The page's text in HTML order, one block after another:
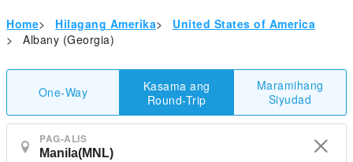
Home> Hilagang Amerika>
United States of America
>
Albany (Georgia)
One-Way
Kasama ang
Round-Trip
Maramihang
Siyudad
PAG-ALIS